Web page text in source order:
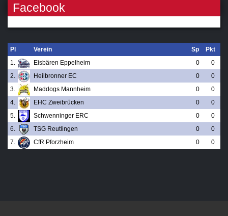
Facebook
Pl Verein Sp
Pkt
1.
Eisbären Eppelheim 0
0
2.
Heilbronner EC 0
0
3.
Maddogs Mannheim 0
0
4.
EHC Zweibrücken 0
0
5.
Schwenninger ERC 0
0
6.
TSG Reutlingen 0
0
7.
CfR Pforzheim 0 0